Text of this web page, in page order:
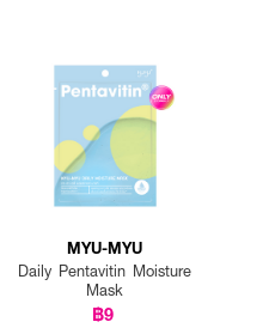
MYU-MYU
Daily Pentavitin Moisture
Mask
฿9